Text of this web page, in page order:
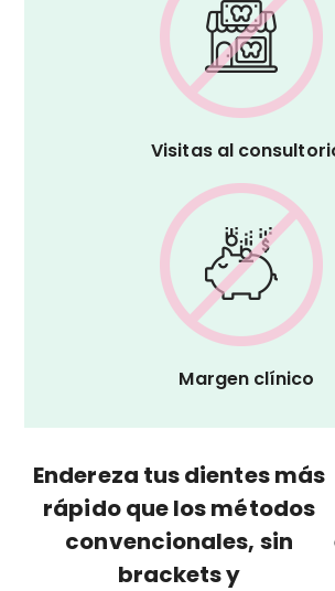
Visitas al
Margen clínico
Endereza tus dientes más
rápido que los métodos
convencionales, sin
brackets y